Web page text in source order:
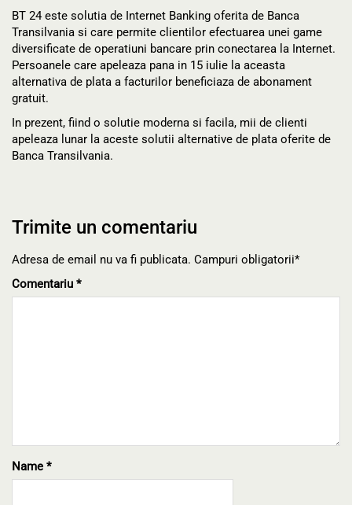
BT 24 este solutia de Internet Banking oferita de Banca
Transilvania si care permite clientilor efectuarea unei game
diversificate de operatiuni bancare prin conectarea la Internet.
Persoanele care apeleaza pana in 15 iulie la aceasta
alternativa de plata a facturilor beneficiaza de abonament
gratuit.
In prezent, fiind o solutie moderna si facila, mii de clienti
apeleaza lunar la aceste solutii alternative de plata oferite de
Banca Transilvania.
Trimite un comentariu
Adresa de email nu va fi publicata. Campuri obligatorii*
Comentariu *
Name *